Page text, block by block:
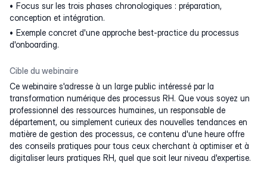
Focus sur les trois phases chronologiques : préparation,
conception et intégration.
Exemple concret d'une approche best-practice du processus
d'onboarding.
Cible du webinaire
Ce webinaire s'adresse à un large public intéressé par la
transformation numérique des processus RH. Que vous soyez un
professionnel des ressources humaines, un responsable de
département, ou simplement curieux des nouvelles tendances en
matière de gestion des processus, ce contenu d'une heure offre
des conseils pratiques pour tous ceux cherchant à optimiser et à
digitaliser leurs pratiques RH, quel que soit leur niveau d'expertise.